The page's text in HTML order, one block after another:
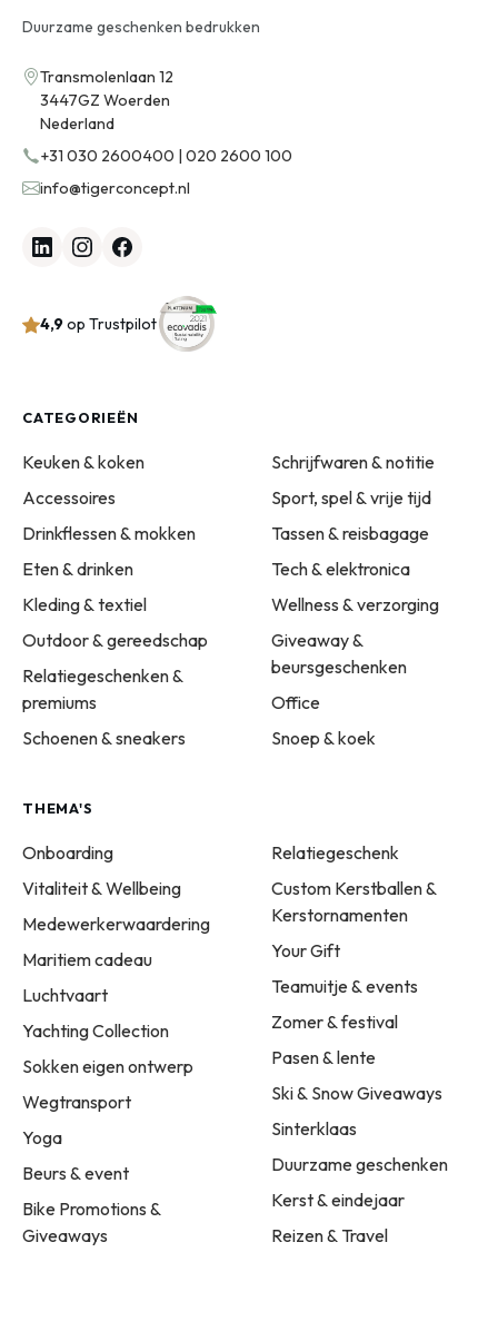
Duurzame geschenken bedrukken
Transmolenlaan 12
3447GZ Woerden
Nederland
+31 030 2600400 | 020 2600 100
info@tigerconcept.nl
4,9op Trustpilot
CATEGORIEËN
Keuken & koken
Accessoires
Drinkflessen & mokken
Eten & drinken
Kleding & textiel
Outdoor & gereedschap
Relatiegeschenken &
premiums
Schoenen & sneakers
Schrijfwaren & notitie
Sport, spel & vrije tijd
Tassen & reisbagage
Tech & elektronica
Wellness & verzorging
Giveaway &
beursgeschenken
Office
Snoep & koek
THEMA'S
Onboarding
Vitaliteit & Wellbeing
Medewerkerwaardering
Maritiem cadeau
Luchtvaart
Yachting Collection
Sokken eigen ontwerp
Wegtransport
Yoga
Beurs & event
Bike Promotions &
Giveaways
Relatiegeschenk
Custom Kerstballen &
Kerstornamenten
Your Gift
Teamuitje & events
Zomer & festival
Pasen & lente
Ski & Snow Giveaways
Sinterklaas
Duurzame geschenken
Kerst & eindejaar
Reizen & Travel